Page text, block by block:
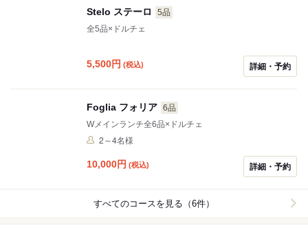
Stelo ステーロ
5品
全5品×ドルチェ
5,500円 (税込) 詳細・予約
Foglia フォリア 6品
Wメインランチ全6品×ドルチェ
2～4名様
10,000円 (税込) 詳細・予約
すべてのコースを見る（6件）